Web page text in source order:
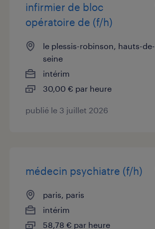
infirmier de bloc
opératoire de (f/h)
le plessis-robinson, hauts-de-
seine
intérim
30,00 € par heure
publié le 3 juillet 2026
médecin psychiatre (f/h)
paris, paris
intérim
58,78 € par heure